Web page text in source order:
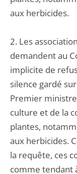
aux herbicides.
2. Les
demandent au
implicite de
silence gardé
Premier
culture et de la
plantes,
aux herbicides.
la requête, ces
comme tendant